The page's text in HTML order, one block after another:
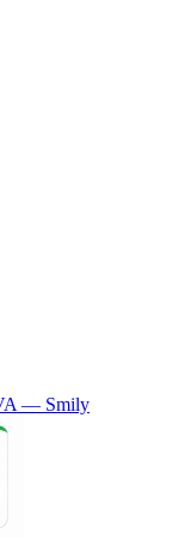
— Smily